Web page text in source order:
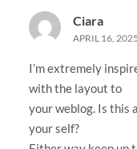
Ciara
APRIL 16,
I’m extremely
with the layout to
your weblog. Is this
your self?